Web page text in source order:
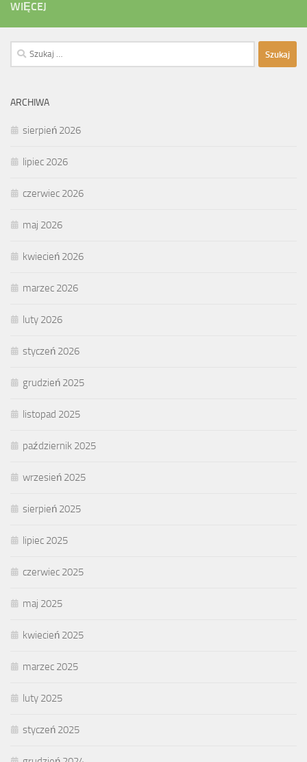
WIĘCEJ
Szukaj:
ARCHIWA
sierpień 2026
lipiec 2026
czerwiec 2026
maj 2026
kwiecień 2026
marzec 2026
luty 2026
styczeń 2026
grudzień 2025
listopad 2025
październik 2025
wrzesień 2025
sierpień 2025
lipiec 2025
czerwiec 2025
maj 2025
kwiecień 2025
marzec 2025
luty 2025
styczeń 2025